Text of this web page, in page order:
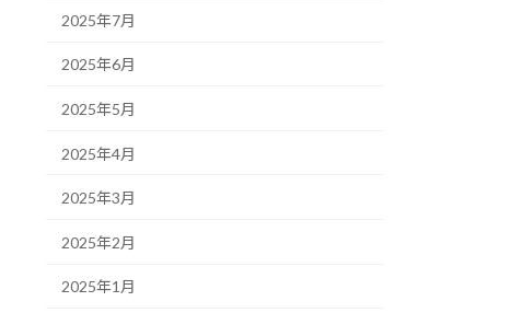
2025年7月
2025年6月
2025年5月
2025年4月
2025年3月
2025年2月
2025年1月